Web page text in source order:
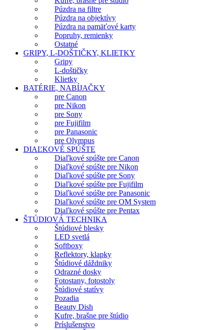
Púzdra na filtre
Púzdra na objektívy
Púzdra na pamäťové karty
Popruhy, remienky
Ostatné
GRIPY, L-DOŠTIČKY, KLIETKY
Gripy
L-doštičky
Klietky
BATÉRIE, NABÍJAČKY
pre Canon
pre Nikon
pre Sony
pre Fujifilm
pre Panasonic
pre Olympus
DIAĽKOVÉ SPÚŠTE
Diaľkové spúšte pre Canon
Diaľkové spúšte pre Nikon
Diaľkové spúšte pre Sony
Diaľkové spúšte pre Fujifilm
Diaľkové spúšte pre Panasonic
Diaľkové spúšte pre OM System
Diaľkové spúšte pre Pentax
ŠTÚDIOVÁ TECHNIKA
Štúdiové blesky
LED svetlá
Softboxy
Reflektory, klapky
Štúdiové dáždniky
Odrazné dosky
Fotostany, fotostoly
Štúdiové statívy
Pozadia
Beauty Dish
Kufre, brašne pre štúdio
Príslušenstvo